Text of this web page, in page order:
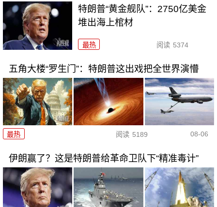
特朗普“黄金舰队”：2750亿美金
堆出海上棺材
最热 阅读 5374
五角大楼“罗生门”：特朗普这出戏把全世界演懵
最热 阅读 5189 08-06
伊朗赢了？这是特朗普给革命卫队下“精准毒计”